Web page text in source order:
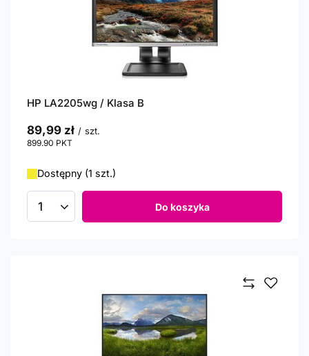
HP LA2205wg / Klasa B
89,99 zł / szt.
899.90 PKT
Dostępny (1 szt.)
Ilość produktów Do koszyka